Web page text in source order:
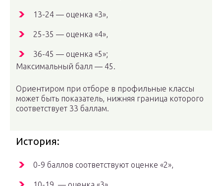
13-24 — оценка «3»,
25-35 — оценка «4»,
36-45 — оценка «5»;
Максимальный балл — 45.
Ориентиром при отборе в профильные классы
может быть показатель, нижняя граница которого
соответствует 33 баллам.
История:
0-9 баллов соответствуют оценке «2»,